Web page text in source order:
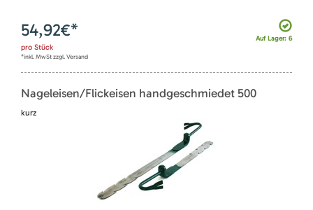
Auf Lager: 6
54,92€*
pro Stück
*inkl. MwSt zzgl. Versand
Nageleisen/Flickeisen handgeschmiedet 500
kurz